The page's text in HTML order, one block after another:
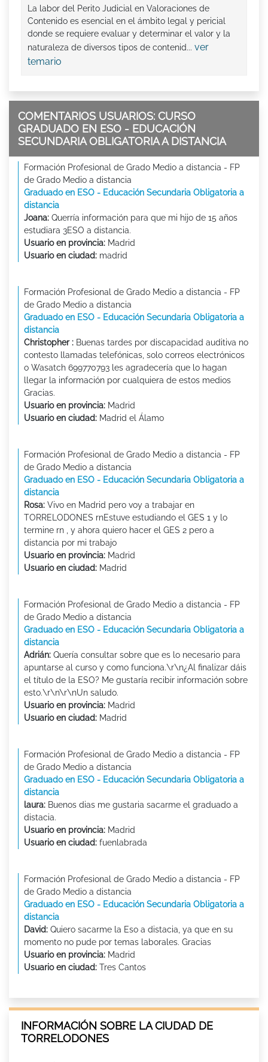
La labor del Perito Judicial en Valoraciones de
Contenido es esencial en el ámbito legal y pericial
donde se requiere evaluar y determinar el valor y la
naturaleza de diversos tipos de contenid... ver
temario
COMENTARIOS USUARIOS: CURSO
GRADUADO EN ESO - EDUCACIÓN
SECUNDARIA OBLIGATORIA A DISTANCIA
Formación Profesional de Grado Medio a distancia - FP
de Grado Medio a distancia
Graduado en ESO - Educación Secundaria Obligatoria a
distancia
Joana: Querría información para que mi hijo de 15 años
estudiara 3ESO a distancia.
Usuario en provincia: Madrid
Usuario en ciudad: madrid
Formación Profesional de Grado Medio a distancia - FP
de Grado Medio a distancia
Graduado en ESO - Educación Secundaria Obligatoria a
distancia
Christopher : Buenas tardes por discapacidad auditiva no
contesto llamadas telefónicas, solo correos electrónicos
o Wasatch 699770793 les agradecería que lo hagan
llegar la información por cualquiera de estos medios
Gracias.
Usuario en provincia: Madrid
Usuario en ciudad: Madrid el Álamo
Formación Profesional de Grado Medio a distancia - FP
de Grado Medio a distancia
Graduado en ESO - Educación Secundaria Obligatoria a
distancia
Rosa: Vivo en Madrid pero voy a trabajar en
TORRELODONES rnEstuve estudiando el GES 1 y lo
termine rn , y ahora quiero hacer el GES 2 pero a
distancia por mi trabajo
Usuario en provincia: Madrid
Usuario en ciudad: Madrid
Formación Profesional de Grado Medio a distancia - FP
de Grado Medio a distancia
Graduado en ESO - Educación Secundaria Obligatoria a
distancia
Adrián: Quería consultar sobre que es lo necesario para
apuntarse al curso y como funciona.\r\n¿Al finalizar dáis
el título de la ESO? Me gustaría recibir información sobre
esto.\r\n\r\nUn saludo.
Usuario en provincia: Madrid
Usuario en ciudad: Madrid
Formación Profesional de Grado Medio a distancia - FP
de Grado Medio a distancia
Graduado en ESO - Educación Secundaria Obligatoria a
distancia
laura: Buenos dias me gustaria sacarme el graduado a
distacia.
Usuario en provincia: Madrid
Usuario en ciudad: fuenlabrada
Formación Profesional de Grado Medio a distancia - FP
de Grado Medio a distancia
Graduado en ESO - Educación Secundaria Obligatoria a
distancia
David: Quiero sacarme la Eso a distacia, ya que en su
momento no pude por temas laborales. Gracias
Usuario en provincia: Madrid
Usuario en ciudad: Tres Cantos
INFORMACIÓN SOBRE LA CIUDAD DE
TORRELODONES